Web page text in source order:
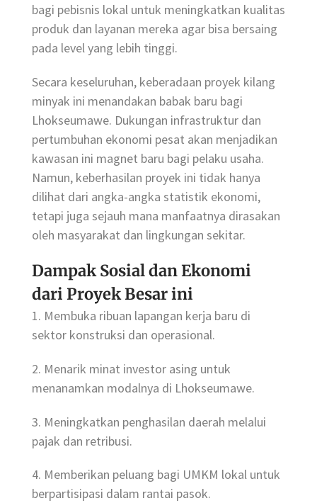
bagi pebisnis lokal untuk meningkatkan kualitas
produk dan layanan mereka agar bisa bersaing
pada level yang lebih tinggi.
Secara keseluruhan, keberadaan proyek kilang
minyak ini menandakan babak baru bagi
Lhokseumawe. Dukungan infrastruktur dan
pertumbuhan ekonomi pesat akan menjadikan
kawasan ini magnet baru bagi pelaku usaha.
Namun, keberhasilan proyek ini tidak hanya
dilihat dari angka-angka statistik ekonomi,
tetapi juga sejauh mana manfaatnya dirasakan
oleh masyarakat dan lingkungan sekitar.
Dampak Sosial dan Ekonomi
dari Proyek Besar ini
1. Membuka ribuan lapangan kerja baru di
sektor konstruksi dan operasional.
2. Menarik minat investor asing untuk
menanamkan modalnya di Lhokseumawe.
3. Meningkatkan penghasilan daerah melalui
pajak dan retribusi.
4. Memberikan peluang bagi UMKM lokal untuk
berpartisipasi dalam rantai pasok.